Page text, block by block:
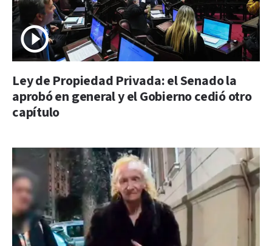
Ley de Propiedad Privada: el Senado la
aprobó en general y el Gobierno cedió otro
capítulo